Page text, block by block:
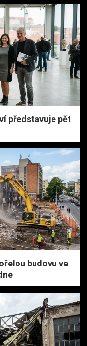
představuje pět
budovu ve